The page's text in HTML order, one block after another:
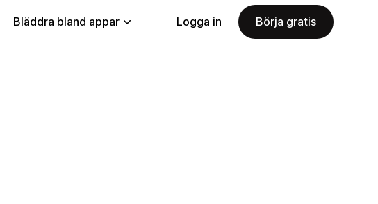
Bläddra bland appar Logga in Börja gratis